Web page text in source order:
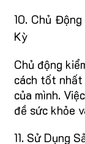
10. Chủ
Kỳ
Chủ động
cách tốt
của mình.
đề sức khỏe
11. Sử Dụng